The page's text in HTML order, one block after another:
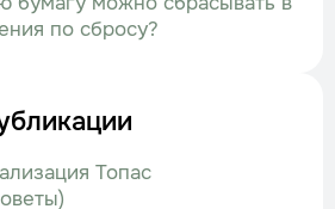
по сбросу?
Топас